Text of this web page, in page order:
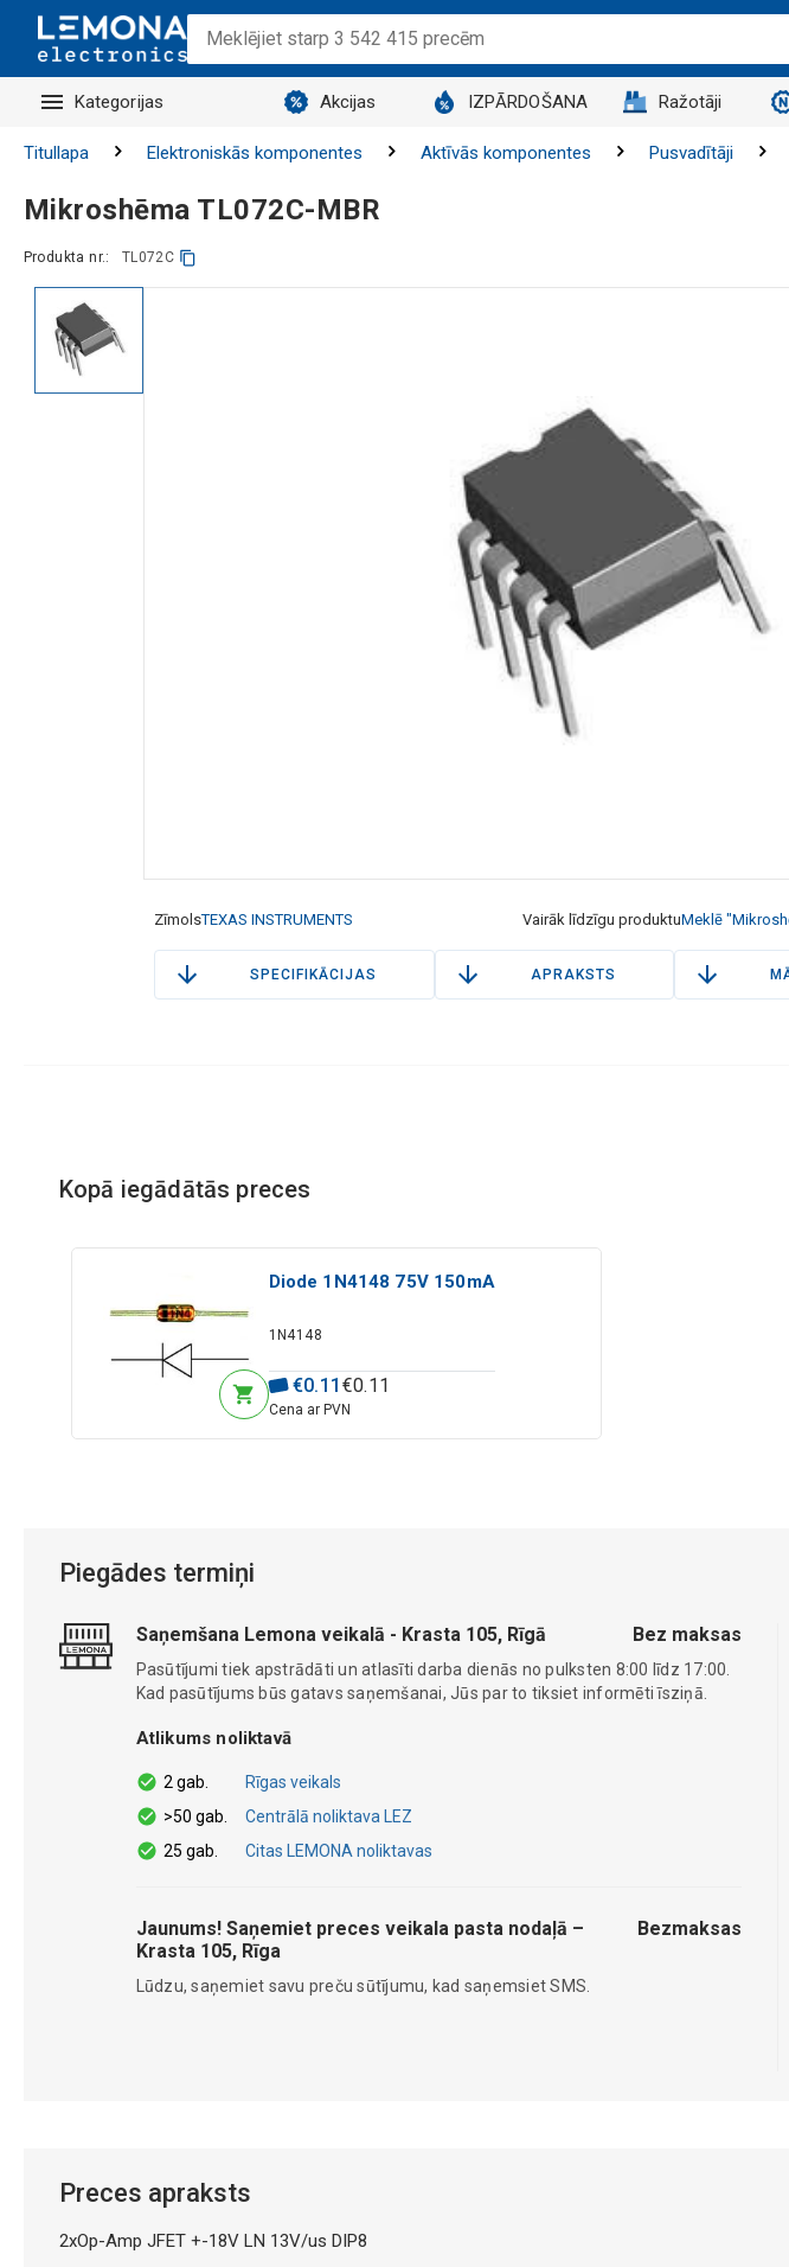
Kategorijas Akcijas IZPĀRDOŠANA Ražotāji
Titullapa Elektroniskās komponentes Aktīvās komponentes Pusvadītāji
Mikroshēma TL072C-MBR
Produkta nr.: TL072C
ZīmolsTEXAS INSTRUMENTS Vairāk līdzīgu produktuMeklē
SPECIFIKĀCIJAS APRAKSTS
Kopā iegādātās preces
Diode 1N4148 75V 150mA
1N4148
€0.11 €0.11
Cena ar PVN
Piegādes termiņi
Saņemšana Lemona veikalā - Krasta 105, Rīgā Bez maksas
Pasūtījumi tiek apstrādāti un atlasīti darba dienās no pulksten 8:00 līdz 17:00.
Kad pasūtījums būs gatavs saņemšanai, Jūs par to tiksiet informēti īsziņā.
Atlikums noliktavā
2 gab.
Rīgas veikals
>50 gab.
Centrālā noliktava LEZ
25 gab.
Citas LEMONA noliktavas
Jaunums! Saņemiet preces veikala pasta nodaļā –
Krasta 105, Rīga
Bezmaksas
Lūdzu, saņemiet savu preču sūtījumu, kad saņemsiet SMS.
Preces apraksts
2xOp-Amp JFET +-18V LN 13V/us DIP8